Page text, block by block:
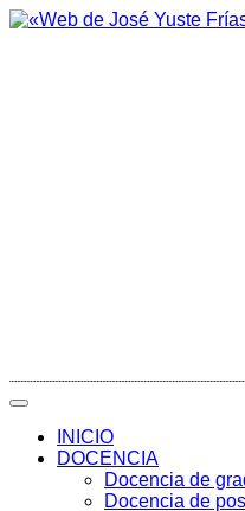
INICIO
DOCENCIA
Docencia de
Docencia de